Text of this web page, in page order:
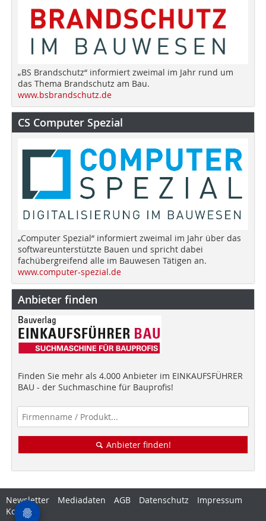
„BS Brandschutz“ informiert zweimal im Jahr rund um
das Thema Brandschutz am Bau.
www.bsbrandschutz.de
CS Computer Spezial
„Computer Spezial“ informiert zweimal im Jahr über das
softwareunterstützte Bauen und spricht dabei
fachübergreifend alle im Bauwesen Tätigen an.
www.computer-spezial.de
Anbieter finden
Finden Sie mehr als 4.000 Anbieter im EINKAUFSFÜHRER
BAU - der Suchmaschine für Bauprofis!
Anbieter finden!
Newsletter Mediadaten AGB Datenschutz
Impressum
Kontakt